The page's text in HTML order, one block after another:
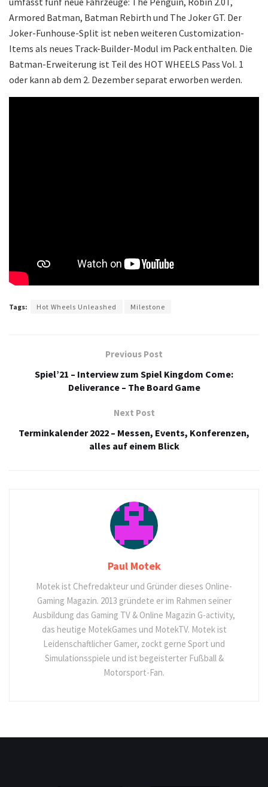
Armored Batman, Batman Rebirth und The Joker GT. Der
Joker-Funhouse-Split ist neben weiteren Customization-
Items als neues Track-Builder-Modul im Pack enthalten. Die
Batman-Erweiterung ist Teil des HOT WHEELS Pass Vol. 1
oder kann ab dem 2. Dezember separat erworben werden.
Tags: Hot Wheels Unleashed Milestone
Previous Post
Spiel’21 – Interview zum Spiel Kingdom Come:
Deliverance – The Board Game
Next Post
Terminkalender 2022 – Messen, Events, Konferenzen,
alles auf einem Blick
Paul Motek
Motek ist Chefredakteur und Gründer dieses Online-
Gaming Magazin. 2013 gründete er im Rahmen seiner
Ausbildung das Gaming TV & Online Magazin G-activity,
das heutige MotekGames und MotekTV. Motek ist
Leidenschaftlicher Gamer, zockt gerne Sport und
Simulationsspiele und ist begeisterter Fußball &
Motorsport-Fan.